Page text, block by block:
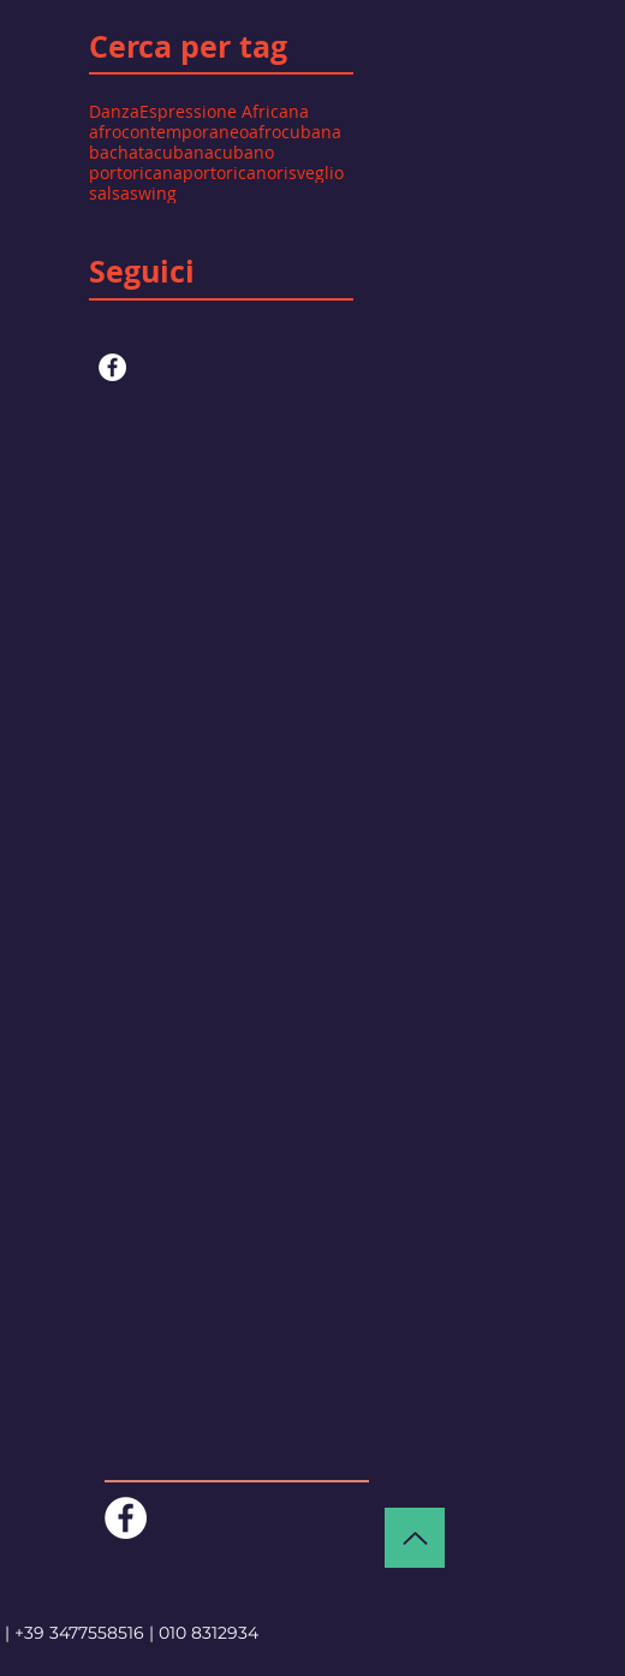
Cerca per tag
DanzaEspressione Africana
afrocontemporaneoafrocubana
bachatacubanacubano
portoricanaportoricanorisveglio
salsaswing
Seguici
| +39 3477558516 | 010 8312934